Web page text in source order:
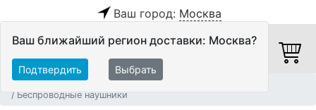
Ваш город: Москва
Ваш ближайший регион доставки: Москва?
Подтвердить Выбрать
Беспроводные наушники